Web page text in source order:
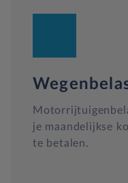
je maandelijkse
te betalen.